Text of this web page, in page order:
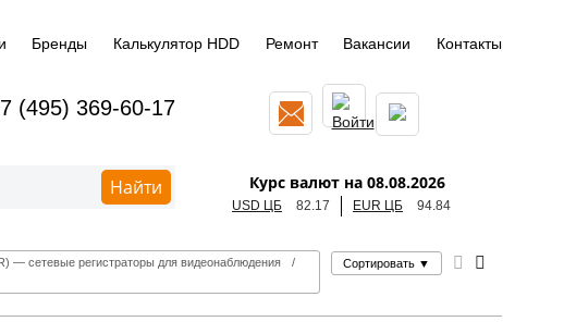
Бренды Калькулятор HDD Ремонт Вакансии Контакты
(495) 369-60-17
Найти Курс валют на 08.08.2026
USD ЦБ 82.17 EUR ЦБ 94.84
— сетевые регистраторы для видеонаблюдения
Сортировать ▼